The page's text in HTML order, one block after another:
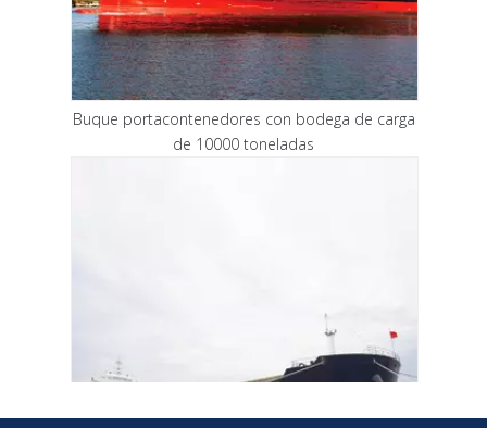
Buque portacontenedores con bodega de carga
de 10000 toneladas